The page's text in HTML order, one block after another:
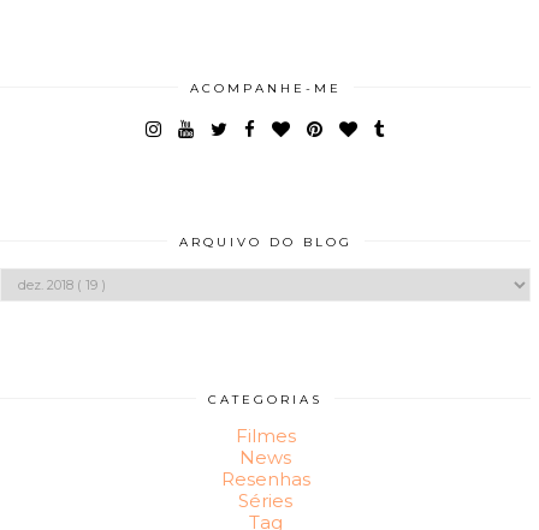
ACOMPANHE-ME
ARQUIVO DO BLOG
CATEGORIAS
Filmes
News
Resenhas
Séries
Tag